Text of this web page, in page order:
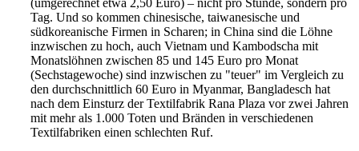
Tag. Und so kommen chinesische, taiwanesische und
südkoreanische Firmen in Scharen; in China sind die Löhne
inzwischen zu hoch, auch Vietnam und Kambodscha mit
Monatslöhnen zwischen 85 und 145 Euro pro Monat
(Sechstagewoche) sind inzwischen zu "teuer" im Vergleich zu
den durchschnittlich 60 Euro in Myanmar, Bangladesch hat
nach dem Einsturz der Textilfabrik Rana Plaza vor zwei Jahren
mit mehr als 1.000 Toten und Bränden in verschiedenen
Textilfabriken einen schlechten Ruf.